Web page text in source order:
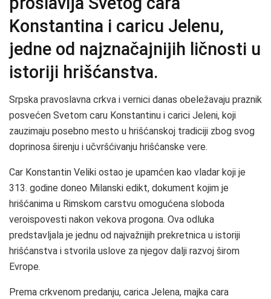
Konstantina i caricu Jelenu,
jedne od najznačajnijih ličnosti u
istoriji hrišćanstva.
Srpska pravoslavna crkva i vernici danas obeležavaju praznik
posvećen Svetom caru Konstantinu i carici Jeleni, koji
zauzimaju posebno mesto u hrišćanskoj tradiciji zbog svog
doprinosa širenju i učvršćivanju hrišćanske vere.
Car Konstantin Veliki ostao je upamćen kao vladar koji je
313. godine doneo Milanski edikt, dokument kojim je
hrišćanima u Rimskom carstvu omogućena sloboda
veroispovesti nakon vekova progona. Ova odluka
predstavljala je jednu od najvažnijih prekretnica u istoriji
hrišćanstva i stvorila uslove za njegov dalji razvoj širom
Evrope.
Prema crkvenom predanju, carica Jelena, majka cara